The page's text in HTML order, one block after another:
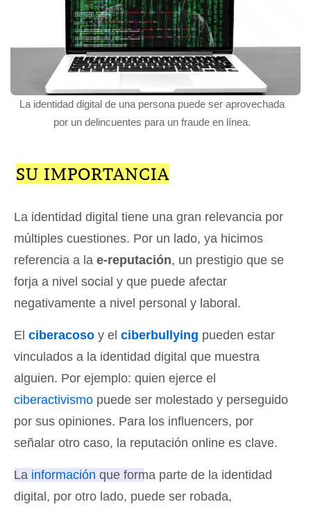
La identidad digital de una persona puede ser aprovechada
por un delincuentes para un fraude en línea.
SU IMPORTANCIA
La identidad digital tiene una gran relevancia por
múltiples cuestiones. Por un lado, ya hicimos
referencia a la e-reputación, un prestigio que se
forja a nivel social y que puede afectar
negativamente a nivel personal y laboral.
El ciberacoso y el ciberbullying pueden estar
vinculados a la identidad digital que muestra
alguien. Por ejemplo: quien ejerce el
ciberactivismo puede ser molestado y perseguido
por sus opiniones. Para los influencers, por
señalar otro caso, la reputación online es clave.
La información que forma parte de la identidad
digital, por otro lado, puede ser robada,